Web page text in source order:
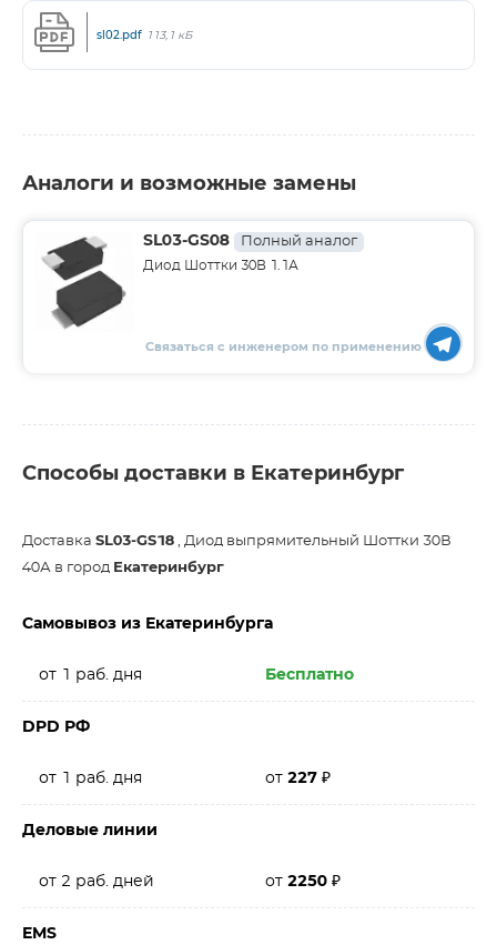
sl02.pdf 113,1 кБ
Аналоги и возможные замены
SL03-GS08 Полный аналог
Диод Шоттки 30В 1.1А
Связаться с инженером по применению
Способы доставки в Екатеринбург
Доставка SL03-GS18 , Диод выпрямительный Шоттки 30В
40А в город Екатеринбург
Самовывоз из Екатеринбурга
от 1 раб. дня Бесплатно
DPD РФ
от 1 раб. дня от 227 ₽
Деловые линии
от 2 раб. дней от 2250 ₽
EMS